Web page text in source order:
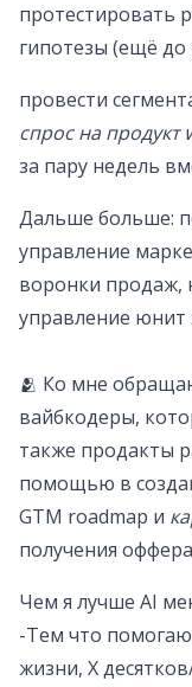
протестировать
гипотезы (ещё до
провести
спрос на продукт
за пару недель
Дальше больше:
управление
воронки продаж,
управление
🫂 Ко мне
вайбкодеры,
также продакты
помощью в
GTM roadmap и
получения
Чем я лучше AI
-Тем что помогаю
жизни, Х